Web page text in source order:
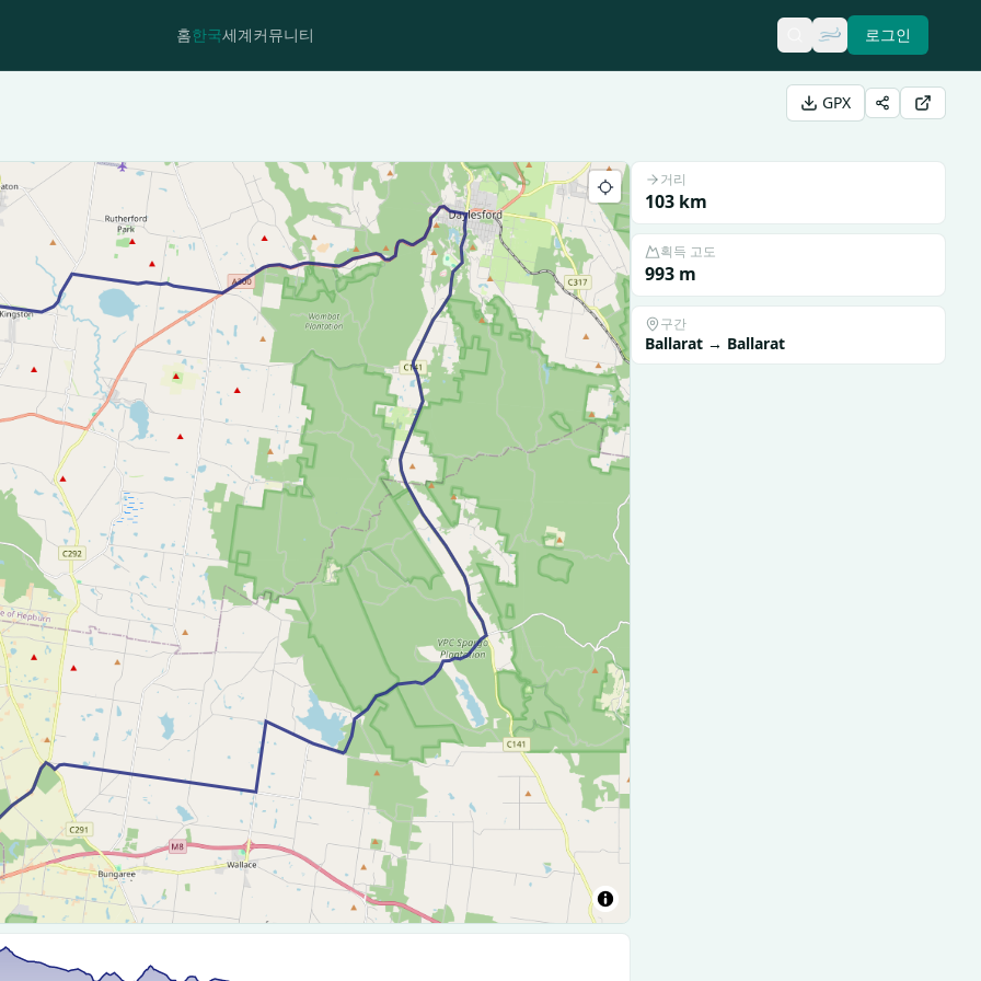
홈한국세계커뮤니티 로그인
GPX
거리
103 km
획득 고도
993 m
구간
Ballarat → Ballarat